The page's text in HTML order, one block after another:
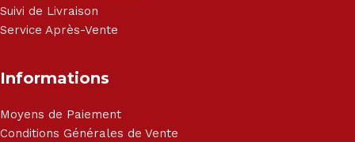
Suivi de Livraison
Service Après-Vente
Informations
Moyens de Paiement
Conditions Générales de Vente